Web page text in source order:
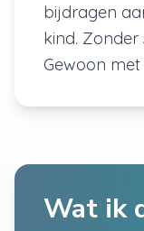
bijdragen
kind. Zonder
Gewoon
Wat ik